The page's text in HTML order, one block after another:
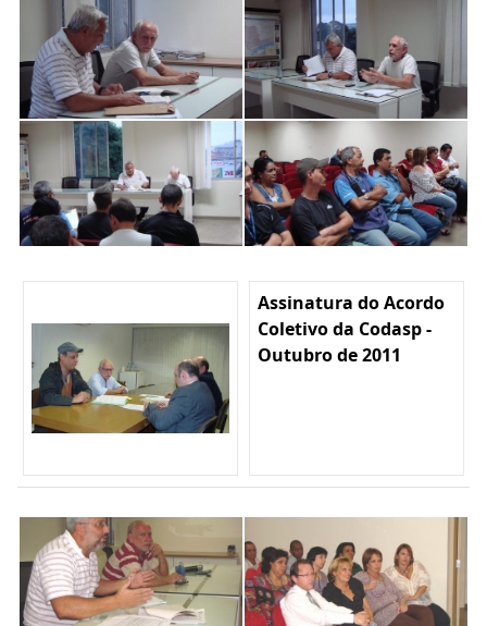
Assinatura do Acordo
Coletivo da Codasp -
Outubro de 2011